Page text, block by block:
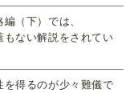
（下）では、
もない解説をされてい
を得るのが少々難儀で